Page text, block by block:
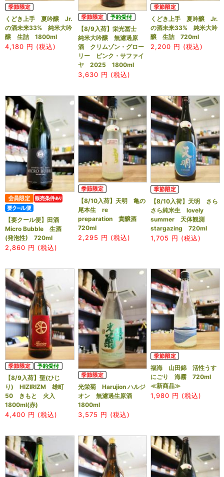
くどき上手 夏吟醸 Jr.
の酒未来33% 純米大吟
醸 生詰 1800ml
4,180 円 (税込)
【8/9入荷】栄光冨士
純米大吟醸 無濾過原
酒 クリムゾン・グロー
リー ピンク・サファイ
ヤ 2025 1800ml
3,630 円 (税込)
くどき上手 夏吟醸 Jr.
の酒未来33% 純米大吟
醸 生詰 720ml
2,200 円 (税込)
【要クール便】田酒
Micro Bubble 生酒
(発泡性) 720ml
2,860 円 (税込)
【8/10入荷】天明 亀の
尾本生 re
preparation 貴醸酒
720ml
2,295 円 (税込)
【8/10入荷】天明 さら
さら純米生 lovely
summer 天体観測
stargazing 720ml
1,705 円 (税込)
【8/9入荷】聖(ひじ
り) HIZIRIZM 雄町
50 きもと 火入
1800ml(赤)
4,400 円 (税込)
光栄菊 Harujion ハルジ
オン 無濾過生原酒
1800ml
3,575 円 (税込)
福海 山田錦 活性うす
にごり 海霧 720ml
≪新商品≫
1,980 円 (税込)